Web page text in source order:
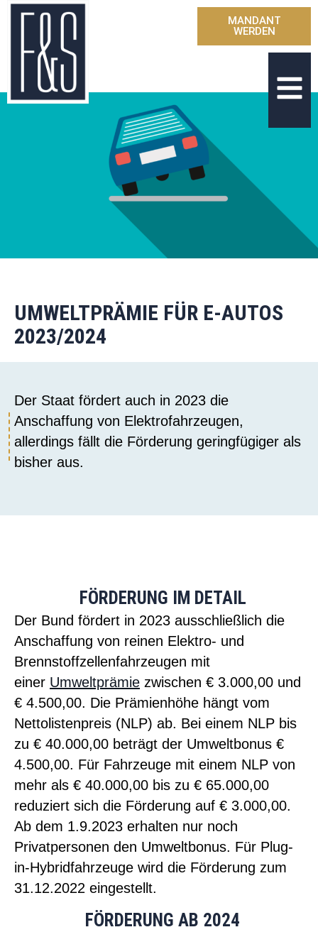
MANDANT
WERDEN
UMWELTPRÄMIE FÜR E-AUTOS
2023/2024
Der Staat fördert auch in 2023 die
Anschaffung von Elektrofahrzeugen,
allerdings fällt die Förderung geringfügiger als
bisher aus.
FÖRDERUNG IM DETAIL
Der Bund fördert in 2023 ausschließlich die
Anschaffung von reinen Elektro- und
Brennstoffzellenfahrzeugen mit
einer Umweltprämie zwischen € 3.000,00 und
€ 4.500,00. Die Prämienhöhe hängt vom
Nettolistenpreis (NLP) ab. Bei einem NLP bis
zu € 40.000,00 beträgt der Umweltbonus €
4.500,00. Für Fahrzeuge mit einem NLP von
mehr als € 40.000,00 bis zu € 65.000,00
reduziert sich die Förderung auf € 3.000,00.
Ab dem 1.9.2023 erhalten nur noch
Privatpersonen den Umweltbonus. Für Plug-
in-Hybridfahrzeuge wird die Förderung zum
31.12.2022 eingestellt.
FÖRDERUNG AB 2024